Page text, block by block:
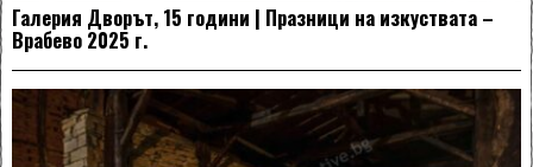
Галерия Дворът, 15 години | Празници на изкуствата –
Врабево 2025 г.